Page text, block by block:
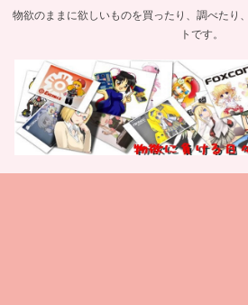
物欲のままに欲しいものを買ったり、調べたり
トです。